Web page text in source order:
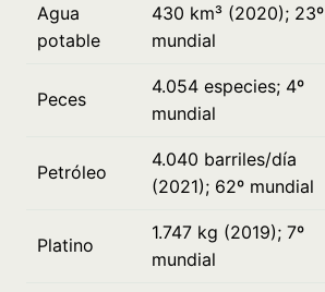
Agua
potable
430 km³ (2020); 23º
mundial
Peces
4.054 especies; 4º
mundial
Petróleo
4.040 barriles/día
(2021); 62º mundial
Platino
1.747 kg (2019); 7º
mundial